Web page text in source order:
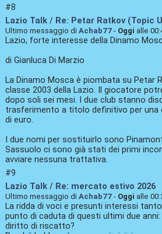
#8
Lazio Talk/ Re: Petar Ratkov (Topic
Ultimo messaggio di Achab77 - Oggi alle
Lazio, forte interesse della Dinamo
di Gianluca Di Marzio
La Dinamo Mosca è piombata su Petar
classe 2003 della Lazio. Il giocatore
dopo soli sei mesi. I due club stanno
trasferimento a titolo definitivo per una
di euro.
I due nomi per sostituirlo sono
Sassuolo ci sono già stati dei primi
avviare nessuna trattativa.
#9
Lazio Talk/ Re: mercato estivo 2026
Ultimo messaggio di Achab77 - Oggi alle
La ridda di voci e presunti interessi
punto di caduta di questi ultimi due
diritto di riscatto?